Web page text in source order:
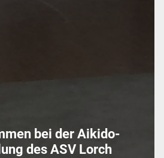
bei der Aikido-
des ASV Lorch